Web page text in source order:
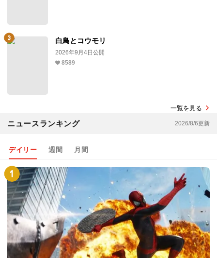
白鳥とコウモリ
2026年9月4日公開
8589
一覧を見る
ニュースランキング 2026/8/6更新
デイリー 週間 月間